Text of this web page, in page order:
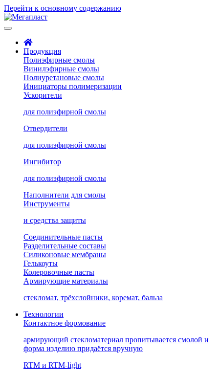
Перейти к основному содержанию
Продукция
Полиэфирные смолы
Винилэфирные смолы
Полиуретановые смолы
Инициаторы полимеризации
Ускорители
для полиэфирной смолы
Отвердители
для полиэфирной смолы
Ингибитор
для полиэфирной смолы
Наполнители для смолы
Инструменты
и средства защиты
Соединительные пасты
Разделительные составы
Силиконовые мембраны
Гелькоуты
Колеровочные пасты
Армирующие материалы
стекломат, трёхслойники, коремат, бальза
Технологии
Контактное формование
армирующий стекломатериал пропитывается смолой и
форма изделию придаётся вручную
RTM и RTM-light